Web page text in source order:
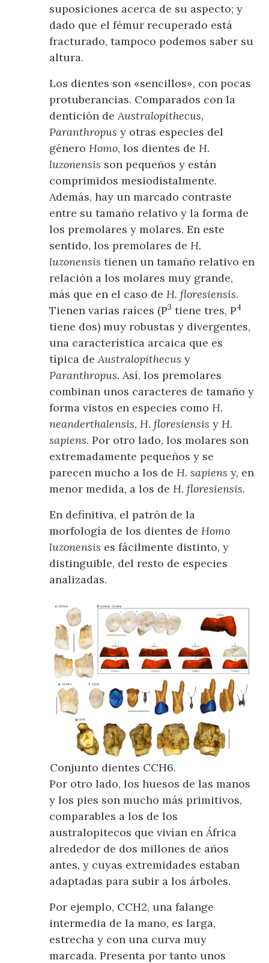
suposiciones acerca de su aspecto; y
dado que el fémur recuperado está
fracturado, tampoco podemos saber su
altura.
Los dientes son «sencillos», con pocas
protuberancias. Comparados con la
dentición deAustralopithecus,
Paranthropus y otras especies del
géneroHomo, los dientes deH.
luzonensis son pequeños y están
comprimidos mesiodistalmente.
Además, hay un marcado contraste
entre su tamaño relativo y la forma de
los premolares y molares. En este
sentido, los premolares deH.
luzonensis tienen un tamaño relativo en
relación a los molares muy grande,
más que en el caso deH. floresiensis.
Tienen varias raíces (P3 tiene tres, P4
tiene dos) muy robustas y divergentes,
una característica arcaica que es
típica deAustralopithecus y
Paranthropus. Así, los premolares
combinan unos caracteres de tamaño y
forma vistos en especies comoH.
neanderthalensis,H. floresiensis yH.
sapiens. Por otro lado, los molares son
extremadamente pequeños y se
parecen mucho a los deH. sapiens y, en
menor medida, a los deH. floresiensis.
En definitiva, el patrón de la
morfología de los dientes deHomo
luzonensis es fácilmente distinto, y
distinguible, del resto de especies
analizadas.
Conjunto dientes CCH6.
Por otro lado, los huesos de las manos
y los pies son mucho más primitivos,
comparables a los de los
australopitecos que vivían en África
alrededor de dos millones de años
antes, y cuyas extremidades estaban
adaptadas para subir a los árboles.
Por ejemplo, CCH2, una falange
intermedia de la mano, es larga,
estrecha y con una curva muy
marcada. Presenta por tanto unos